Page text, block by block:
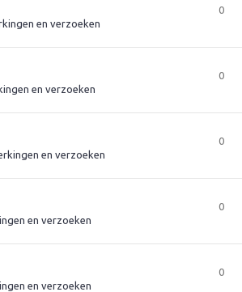
en verzoeken
0
en verzoeken
0
en verzoeken
0
en verzoeken
0
en verzoeken
0